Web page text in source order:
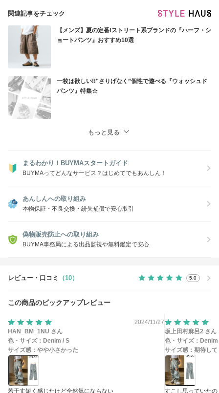
関連記事をチェック
【メンズ】夏の定番!ストリート系ブランドの『ハーフ・シ
ョートパンツ』おすすめ10選
一枚は欲しい!!‟さりげなく”個性で遊べる『ウォッシュド
パンツ』特集☆
もっと見る
まるわかり！BUYMAスタートガイド
BUYMAってどんなサービス？はじめてでもあんしん！
あんしんへの取り組み
本物保証・不良交換・紛失補償で安心取引
偽物販売防止への取り組み
BUYMA事務局による出品監視や無料鑑定で安心
レビュー・口コミ （10） 5.0
この商品のピックアップレビュー
2024/11/27
HAN_BM_1NU さん
色・サイズ： Denim / S
サイズ感： やや小さかった
若干丈短く感じたけど全然気にならない
坂上田村麻呂2 さん
色・サイズ： Denim
サイズ感： 期待して
すこし思っていた